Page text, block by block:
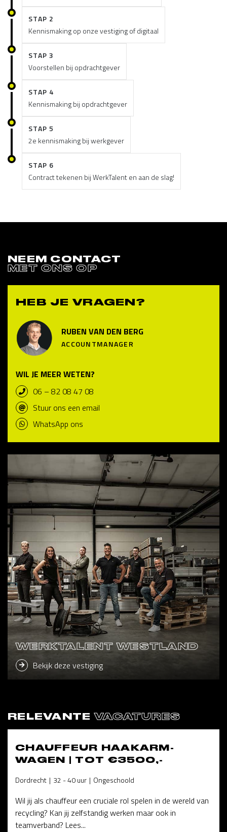
STAP 2
Kennismaking op onze vestiging of digitaal
STAP 3
Voorstellen bij opdrachtgever
STAP 4
Kennismaking bij opdrachtgever
STAP 5
2e kennismaking bij werkgever
STAP 6
Contract tekenen bij WerkTalent en aan de slag!
NEEM CONTACT
MET ONS OP
HEB JE VRAGEN?
RUBEN VAN DEN BERG
ACCOUNTMANAGER
WIL JE MEER WETEN?
06 – 82 08 47 08
Stuur ons een email
WhatsApp ons
WERKTALENT WESTLAND
Bekijk deze vestiging
RELEVANTEVACATURES
CHAUFFEUR HAAKARM-
WAGEN | TOT €3500,-
Dordrecht 32 - 40 uur Ongeschoold
Wil jij als chauffeur een cruciale rol spelen in de wereld van
recycling? Kan jij zelfstandig werken maar ook in
teamverband? Lees...